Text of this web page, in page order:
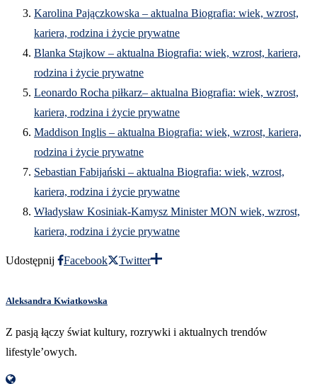
Karolina Pajączkowska – aktualna Biografia: wiek, wzrost,
kariera, rodzina i życie prywatne
Blanka Stajkow – aktualna Biografia: wiek, wzrost, kariera,
rodzina i życie prywatne
Leonardo Rocha piłkarz– aktualna Biografia: wiek, wzrost,
kariera, rodzina i życie prywatne
Maddison Inglis – aktualna Biografia: wiek, wzrost, kariera,
rodzina i życie prywatne
Sebastian Fabijański – aktualna Biografia: wiek, wzrost,
kariera, rodzina i życie prywatne
Władysław Kosiniak-Kamysz Minister MON wiek, wzrost,
kariera, rodzina i życie prywatne
Udostępnij Facebook Twitter
Aleksandra Kwiatkowska
Z pasją łączy świat kultury, rozrywki i aktualnych trendów
lifestyle’owych.